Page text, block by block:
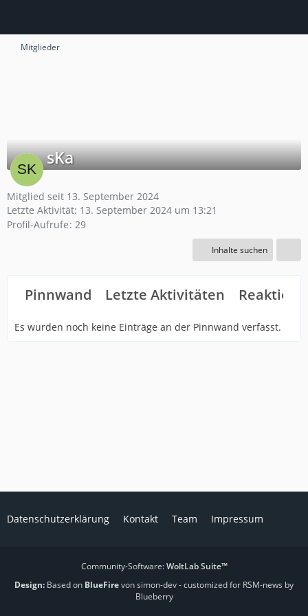
Mitglieder
sKa
Mitglied seit 13. September 2024
Letzte Aktivität: 13. September 2024 um 13:21
Profil-Aufrufe 29
Inhalte suchen
Pinnwand Letzte Aktivitäten
Es wurden noch keine Einträge an der Pinnwand verfasst.
Datenschutzerklärung Kontakt Team Impressum
Community-Software:WoltLab Suite™
Design: Based on BlueFirevon simon-dev- customized for RSM-news by
Blueberry